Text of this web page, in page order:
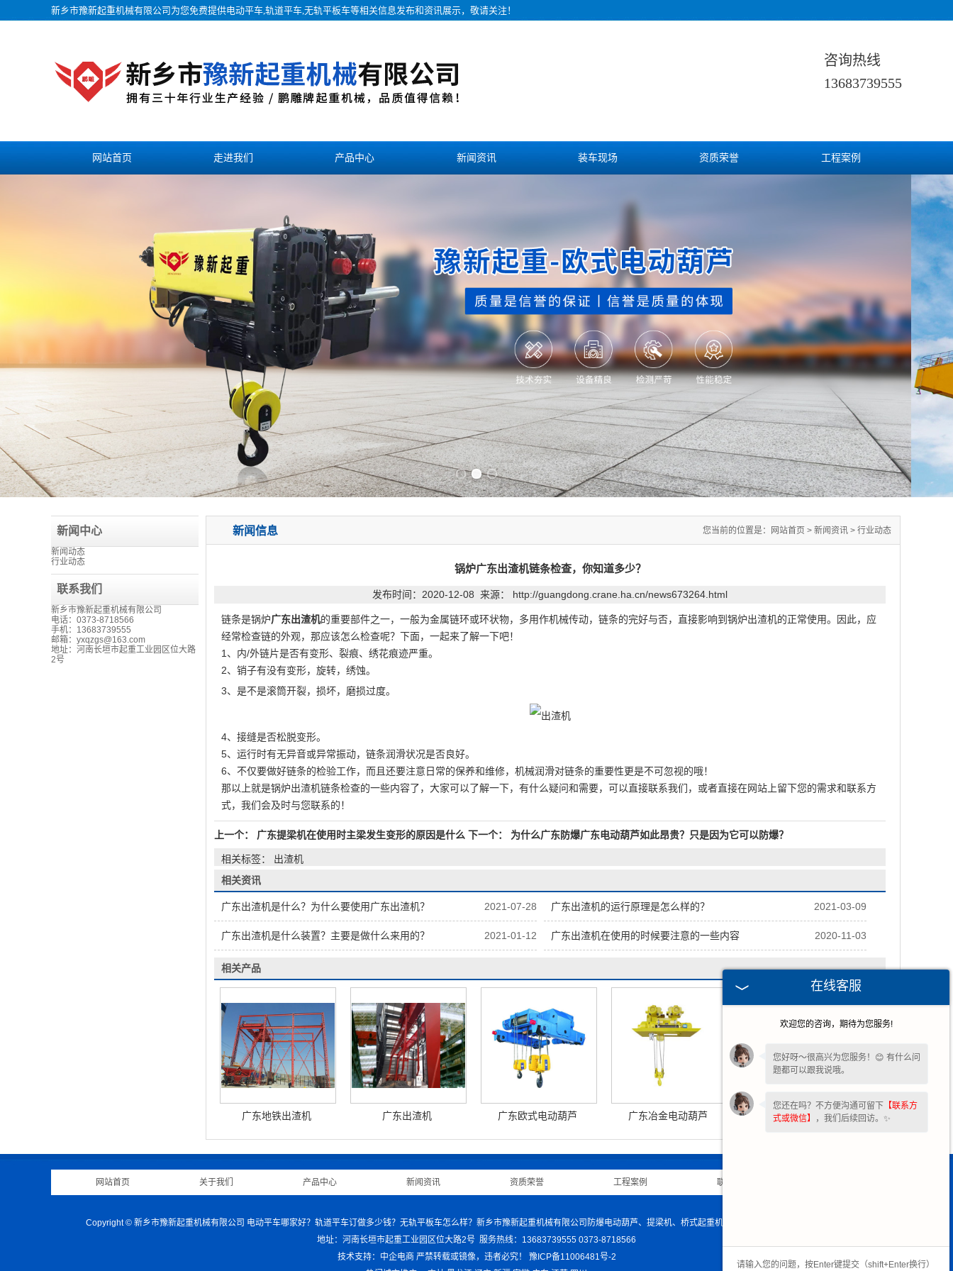
新乡市豫新起重机械有限公司为您免费提供电动平车,轨道平车,无轨平板车等相关信息发布和资讯展示，敬请关注！
咨询热线
13683739555
网站首页 走进我们 产品中心 新闻资讯 装车现场 资质荣誉 工程案例
新闻中心
新闻动态
行业动态
联系我们
新乡市豫新起重机械有限公司
电话：0373-8718566
手机：13683739555
邮箱： yxqzgs@163.com
地址：河南长垣市起重工业园区位大路
2号
新闻信息 您当前的位置是： 网站首页 > 新闻资讯 > 行业动态
锅炉广东出渣机链条检查，你知道多少？
发布时间：2020-12-08 来源： http://guangdong.crane.ha.cn/news673264.html
链条是锅炉广东出渣机的重要部件之一，一般为金属链环或环状物，多用作机械传动，链条的完好与否，直接影响到锅炉出渣机的正常使用。因此，应
经常检查链的外观，那应该怎么检查呢？下面，一起来了解一下吧！
1、内/外链片是否有变形、裂痕、绣花痕迹严重。
2、销子有没有变形，旋转，绣蚀。
3、是不是滚筒开裂，损坏，磨损过度。
4、接缝是否松脱变形。
5、运行时有无异音或异常振动，链条润滑状况是否良好。
6、不仅要做好链条的检验工作，而且还要注意日常的保养和维修，机械润滑对链条的重要性更是不可忽视的哦！
那以上就是锅炉出渣机链条检查的一些内容了，大家可以了解一下，有什么疑问和需要，可以直接联系我们，或者直接在网站上留下您的需求和联系方
式，我们会及时与您联系的！
上一个： 广东提梁机在使用时主梁发生变形的原因是什么 下一个： 为什么广东防爆广东电动葫芦如此昂贵？只是因为它可以防爆？
相关标签： 出渣机
相关资讯
2021-07-28
广东出渣机是什么？为什么要使用广东出渣机？ 2021-03-09
广东出渣机的运行原理是怎么样的？
2021-01-12
广东出渣机是什么装置？主要是做什么来用的？ 2020-11-03
广东出渣机在使用的时候要注意的一些内容
相关产品
广东地铁出渣机 广东出渣机 广东欧式电动葫芦 广东冶金电动葫芦 广东防爆电动葫芦
网站首页 关于我们 产品中心 新闻资讯 资质荣誉 工程案例 联系我们
Copyright © 新乡市豫新起重机械有限公司 电动平车哪家好？轨道平车订做多少钱？无轨平板车怎么样？新乡市豫新起重机械有限公司防爆电动葫芦、提梁机、桥式起重机、出渣机等产品，欢迎来电生产定制！
地址：河南长垣市起重工业园区位大路2号 服务热线：13683739555 0373-8718566
技术支持：中企电商 严禁转载或镜像，违者必究！ 豫ICP备11006481号-2
在线客服
欢迎您的咨询，期待为您服务!
您好呀～很高兴为您服务！😊 有什么问
题都可以跟我说哦。
您还在吗？不方便沟通可留下 【联系方
式或微信】
，我们后续回访。✨